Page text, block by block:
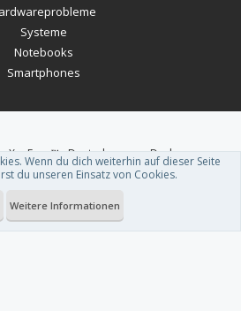
Systeme
Notebooks
Smartphones
XenForo™-Deutsch von xenDach
byThemeHouse .
Bundle veröffentlicht „Summer Sports
Wenn du dich weiterhin auf dieser Seite
du unseren Einsatz von Cookies.
Weitere Informationen